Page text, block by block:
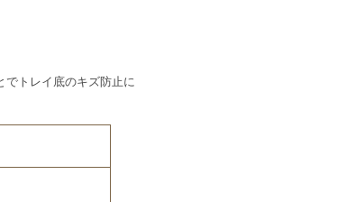
でトレイ底のキズ防止に